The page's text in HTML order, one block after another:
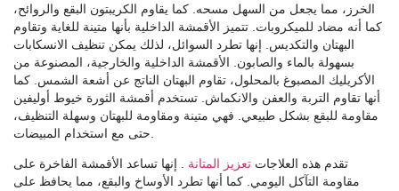
الخرز، مما يجعل من السهل مسحه. كما يقاوم الكريبتون البقع والروائح،
كما أنه مضاد للميكروبات. تتميز الأقمشة الداخلية بأنها متينة للغاية وتقاوم
البهتان والتكديس. إنها تطرد السوائل، لذلك يمكن تنظيف الانسكابات
بسهولة بالماء والصابون. الأقمشة الداخلية والخارجية، المصنوعة من
الأكريليك المصبوغ بالمحلول، تقاوم البهتان الناتج عن أشعة الشمس. كما
أنها تقاوم التربة والعفن والانكماش. تستخدم أقمشة الثورة خيوط أوليفين
مقاومة للبقع بشكل طبيعي. فهي متينة ومقاومة للبهتان وسهلة التنظيف،
تقدم هذه العلاجات تعزيز المتانة
. إنها تساعد الأقمشة الفاخرة على
مقاومة التآكل اليومي. كما أنها تطرد الأوساخ والبقع، مما يحافظ على